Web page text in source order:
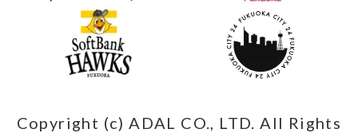
Copyright (c) ADAL CO., LTD. All Rights